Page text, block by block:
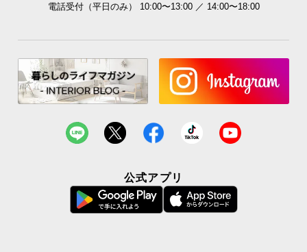
電話受付（平日のみ） 10:00〜13:00 ／ 14:00〜18:00
公式アプリ